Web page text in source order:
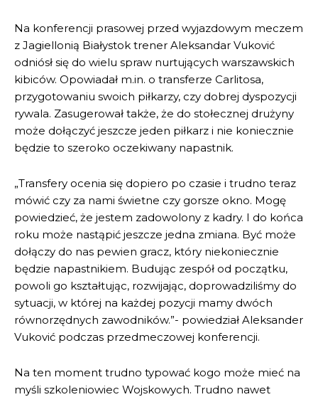
Na konferencji prasowej przed wyjazdowym meczem
z Jagiellonią Białystok trener Aleksandar Vuković
odniósł się do wielu spraw nurtujących warszawskich
kibiców. Opowiadał m.in. o transferze Carlitosa,
przygotowaniu swoich piłkarzy, czy dobrej dyspozycji
rywala. Zasugerował także, że do stołecznej drużyny
może dołączyć jeszcze jeden piłkarz i nie koniecznie
będzie to szeroko oczekiwany napastnik.
„Transfery ocenia się dopiero po czasie i trudno teraz
mówić czy za nami świetne czy gorsze okno. Mogę
powiedzieć, że jestem zadowolony z kadry. I do końca
roku może nastąpić jeszcze jedna zmiana. Być może
dołączy do nas pewien gracz, który niekoniecznie
będzie napastnikiem. Budując zespół od początku,
powoli go kształtując, rozwijając, doprowadziliśmy do
sytuacji, w której na każdej pozycji mamy dwóch
równorzędnych zawodników.”- powiedział Aleksander
Vuković podczas przedmeczowej konferencji.
Na ten moment trudno typować kogo może mieć na
myśli szkoleniowiec Wojskowych. Trudno nawet